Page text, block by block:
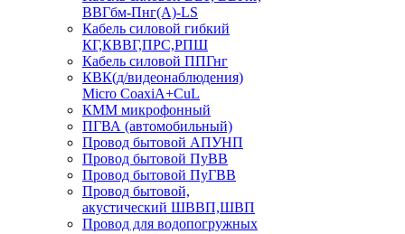
ВВГбм-Пнг(А)-LS
Кабель силовой гибкий
КГ,КВВГ,ПРС,РПШ
Кабель силовой ППГнг
КВК(д/видеонаблюдения)
Micro CoaxiA+CuL
КММ микрофонный
ПГВА (автомобильный)
Провод бытовой АПУНП
Провод бытовой ПуВВ
Провод бытовой ПуГВВ
Провод бытовой,
акустический ШВВП,ШВП
Провод для водопогружных